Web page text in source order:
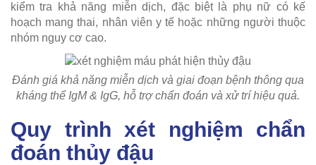
kiểm tra khả năng miễn dịch, đặc biệt là phụ nữ có kế
hoạch mang thai, nhân viên y tế hoặc những người thuộc
nhóm nguy cơ cao.
Đánh giá khả năng miễn dịch và giai đoạn bệnh thông qua
kháng thể IgM & IgG, hỗ trợ chẩn đoán và xử trí hiệu quả.
Quy trình xét nghiệm chẩn
đoán thủy đậu